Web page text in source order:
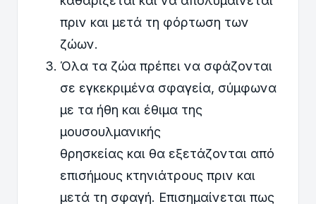
πριν και μετά τη φόρτωση των
ζώων.
Όλα τα ζώα πρέπει να σφάζονται
σε εγκεκριμένα σφαγεία, σύμφωνα
με τα ήθη και έθιμα της
μουσουλμανικής
θρησκείας και θα εξετάζονται από
επισήμους κτηνιάτρους πριν και
μετά τη σφαγή. Επισημαίνεται πως